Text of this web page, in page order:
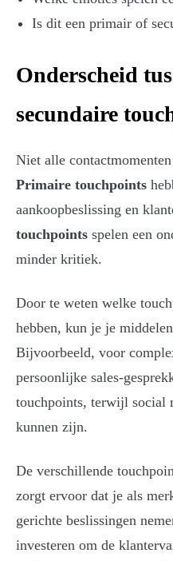
Is dit een primair of
Onderscheid
secundaire
Niet alle
Primaire touchpoints
aankoopbeslissing en
touchpoints spelen een
minder kritiek.
Door te weten welke
hebben, kun je je
Bijvoorbeeld, voor
persoonlijke sales-
touchpoints, terwijl social
kunnen zijn.
De verschillende
zorgt ervoor dat je als
gerichte beslissingen
investeren om de